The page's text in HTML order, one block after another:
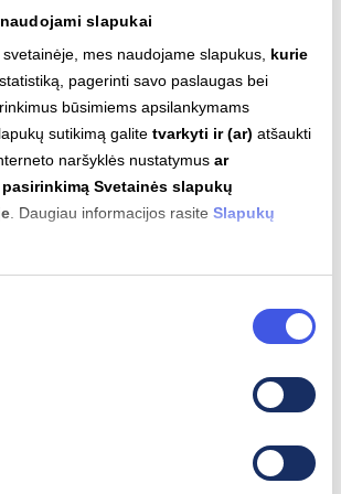
slapukai
mes naudojame slapukus, kurie
pagerinti savo paslaugas bei
būsimiems apsilankymams
sutikimą galitetvarkyti ir (ar) atšaukti
naršyklės nustatymusar
Svetainės slapukų
. Daugiau informacijos rasiteSlapukų
Susiję įrašai